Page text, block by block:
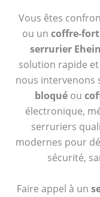
Vous êtes
ou un coffre-
serrurier Ehein
solution rapide
nous intervenons
bloqué ou
électronique,
serruriers
modernes pour
sécurité,
Faire appel à un